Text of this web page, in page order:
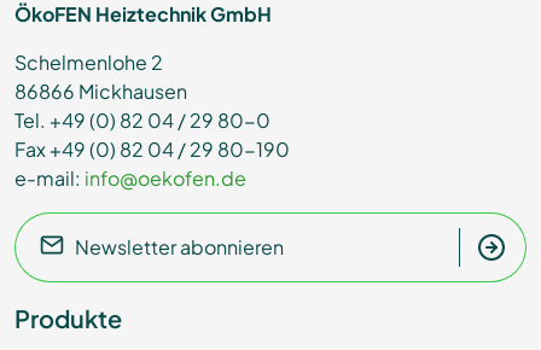
ÖkoFEN Heiztechnik GmbH
Schelmenlohe 2
86866 Mickhausen
Tel. +49 (0) 82 04 / 29 80-0
Fax +49 (0) 82 04 / 29 80-190
e-mail: info@oekofen.de
Newsletter abonnieren
Produkte